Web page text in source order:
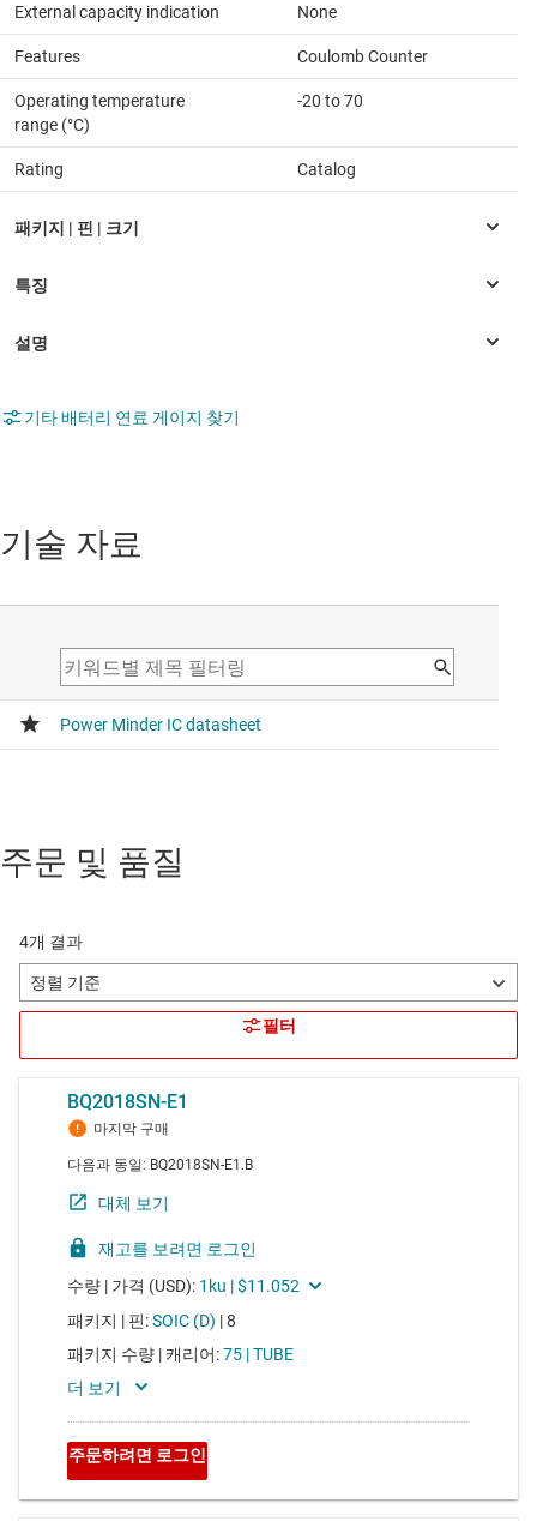
External capacity indication None
Features Coulomb Counter
Operating temperature
range (°C)
-20 to 70
Rating Catalog
기타 배터리 연료 게이지 찾기
기술 자료
주문 및 품질